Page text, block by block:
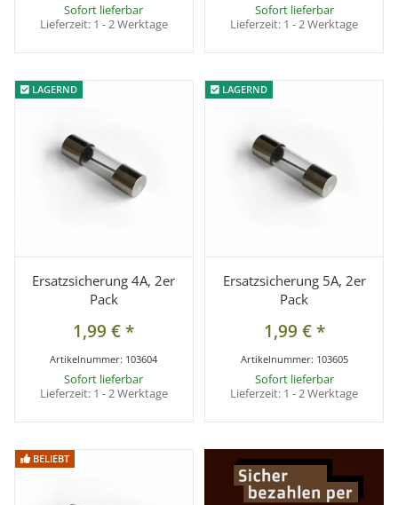
Sofort lieferbar
Lieferzeit: 1 - 2 Werktage
Sofort lieferbar
Lieferzeit: 1 - 2 Werktage
LAGERND
LAGERND
Ersatzsicherung 4A, 2er
Pack
1,99 €*
Artikelnummer: 103604
Sofort lieferbar
Lieferzeit: 1 - 2 Werktage
LAGERND
LAGERND
Ersatzsicherung 5A, 2er
Pack
1,99 €*
Artikelnummer: 103605
Sofort lieferbar
Lieferzeit: 1 - 2 Werktage
BELIEBT
BELIEBT